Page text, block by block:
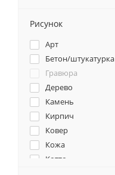
Рисунок
Арт
Бетон/штукатурка
Гравюра
Дерево
Камень
Кирпич
Ковер
Кожа
Котто